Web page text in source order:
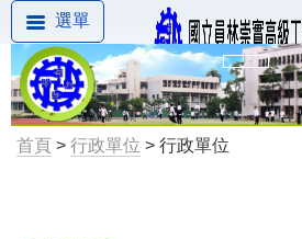
選單
首頁 > 行政單位 > 行政單位